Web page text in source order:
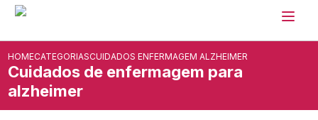
HOMECATEGORIASCUIDADOS ENFERMAGEM ALZHEIMER
Cuidados de enfermagem para
alzheimer